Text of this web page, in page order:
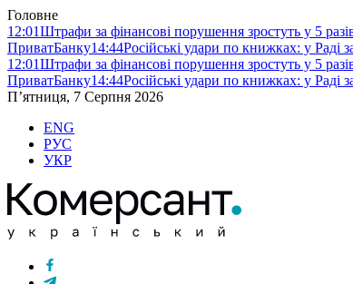
Головне
12:01Штрафи за фінансові порушення зростуть у 5
ПриватБанку14:44Російські удари по книжках: у Раді
12:01Штрафи за фінансові порушення зростуть у 5
ПриватБанку14:44Російські удари по книжках: у Раді
П’ятниця, 7 Серпня 2026
ENG
РУС
УКР